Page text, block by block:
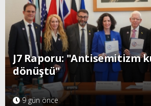
J7 Raporu: "Antisemitizm
dönüştü"
9 gün önce